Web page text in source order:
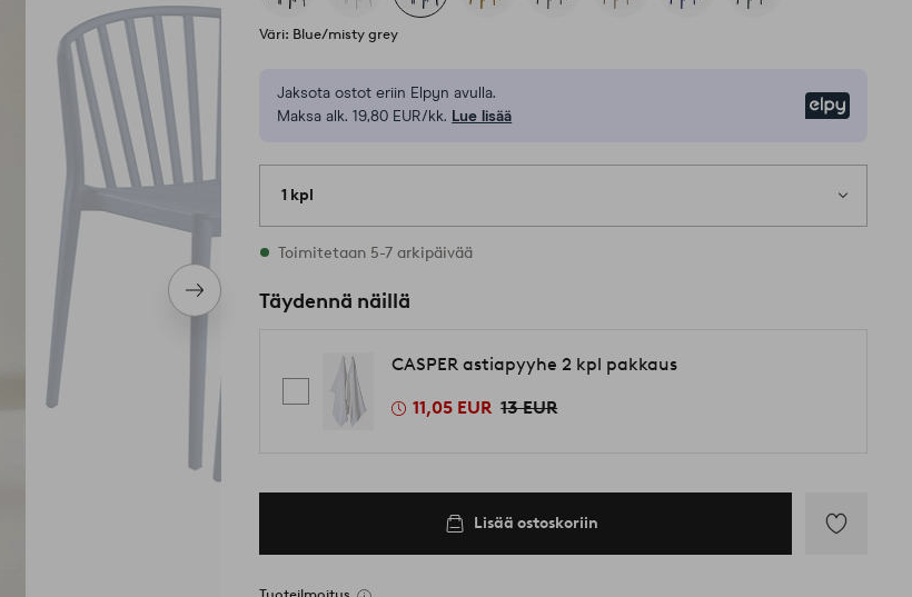
Seuraava
tuote
Väri: Blue/misty grey
Jaksota ostot eriin Elpyn avulla.
Maksa alk. 19,80 EUR/kk. Lue lisää
1 kpl
Varastossa
Toimitetaan 5-7 arkipäivää
Täydennä näillä
CASPER astiapyyhe 2 kpl pakkaus
11,05 EUR 13 EUR
Lisää ostoskoriin